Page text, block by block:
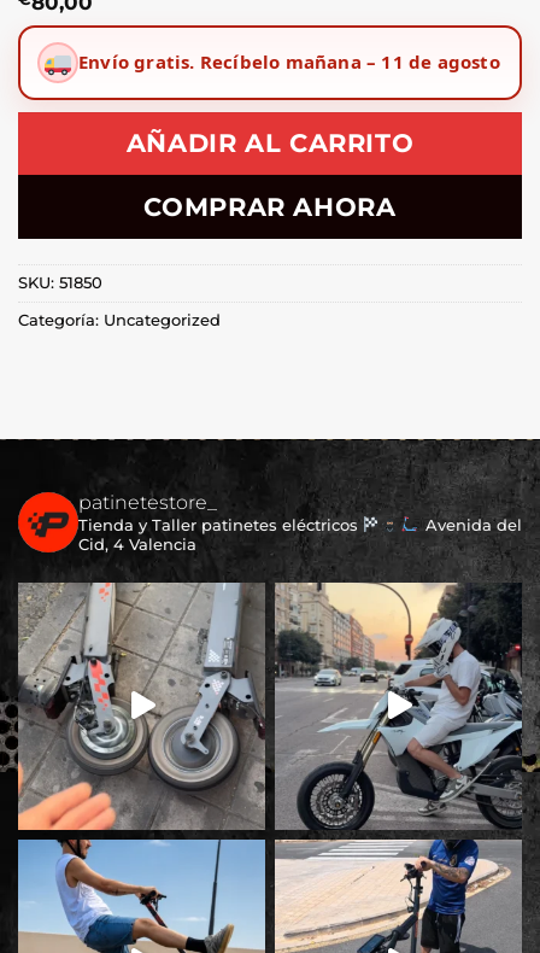
Envío gratis. Recíbelo mañana – 11 de agosto
AÑADIR AL CARRITO
COMPRAR AHORA
SKU: 51850
Categoría: Uncategorized
patinetestore_
Tienda y Taller patinetes eléctricos
Avenida del
Cid, 4 Valencia